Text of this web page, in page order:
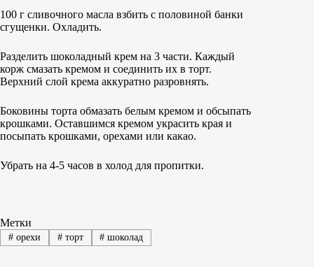
100 г сливочного масла взбить с половиной банки
сгущенки. Охладить.
Разделить шоколадный крем на 3 части. Каждый
корж смазать кремом и соединить их в торт.
Верхний слой крема аккуратно разровнять.
Боковины торта обмазать белым кремом и обсыпать
крошками. Оставшимся кремом украсить края и
посыпать крошками, орехами или какао.
Убрать на 4-5 часов в холод для пропитки.
Метки
#орехи #торт # шоколад